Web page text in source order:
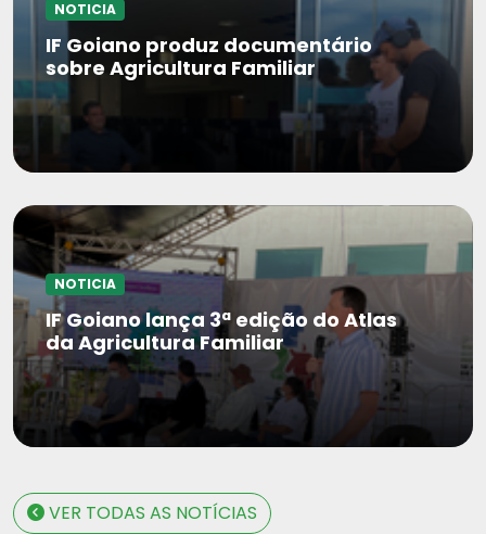
NOTICIA
IF Goiano produz documentário
sobre Agricultura Familiar
NOTICIA
IF Goiano lança 3ª edição do Atlas
da Agricultura Familiar
VER TODAS AS NOTÍCIAS